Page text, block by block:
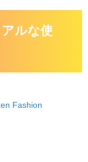
ルな使
Fashion